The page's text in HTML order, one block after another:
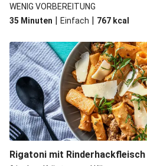
WENIG VORBEREITUNG
35 Minuten | Einfach | 767 kcal
Rigatoni mit Rinderhackfleisch